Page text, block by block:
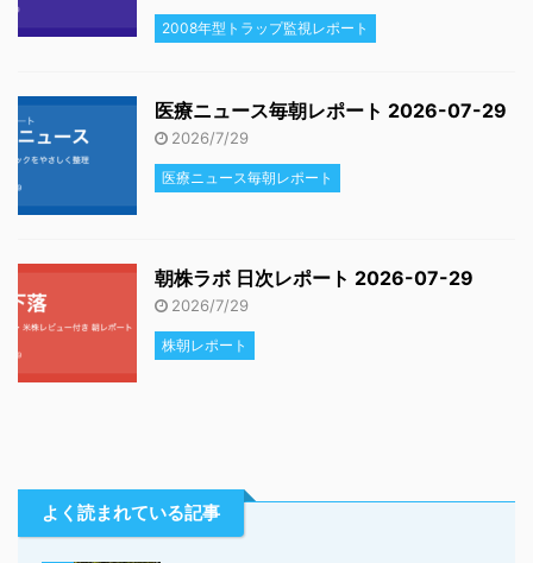
2008年型トラップ監視レポート
医療ニュース毎朝レポート 2026-07-29
2026/7/29
医療ニュース毎朝レポート
朝株ラボ 日次レポート 2026-07-29
2026/7/29
株朝レポート
よく読まれている記事